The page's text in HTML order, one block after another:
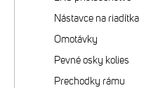
Nástavce na riadítka
Omotávky
Pevné osky kolies
Prechodky rámu